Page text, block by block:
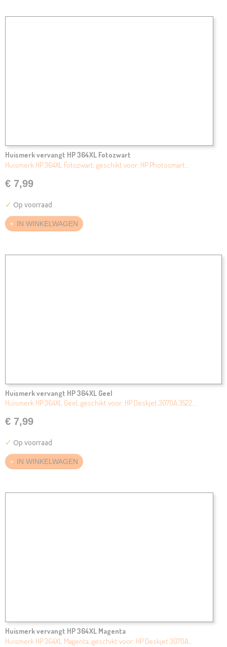
Huismerk vervangt HP 364XL Fotozwart
Huismerk HP 364XL Fotozwart, geschikt voor: HP Photosmart…
€ 7,99
✓ Op voorraad
IN WINKELWAGEN
Huismerk vervangt HP 364XL Geel
Huismerk HP 364XL Geel, geschikt voor: HP Deskjet 3070A 3522…
€ 7,99
✓ Op voorraad
IN WINKELWAGEN
Huismerk vervangt HP 364XL Magenta
Huismerk HP 364XL Magenta, geschikt voor: HP Deskjet 3070A…